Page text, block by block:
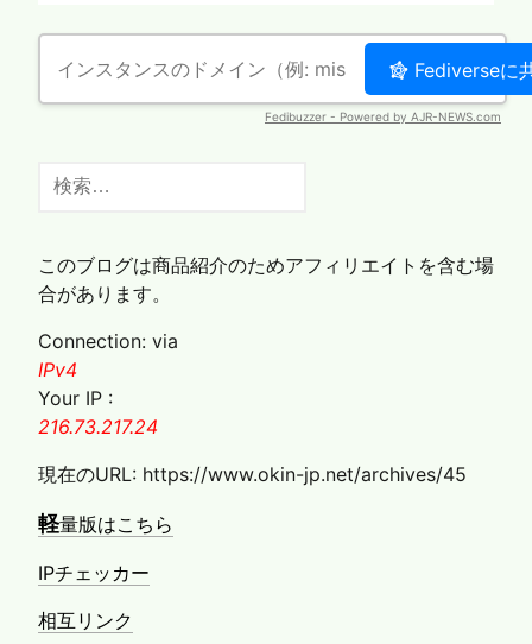
ョ
ン
索:
このブログは商品紹介のためアフィリエイトを含む場
合があります。
Connection: via
IPv4
Your IP :
216.73.217.24
現在のURL: https://www.okin-jp.net/archives/45
軽量版はこちら
IPチェッカー
相互リンク